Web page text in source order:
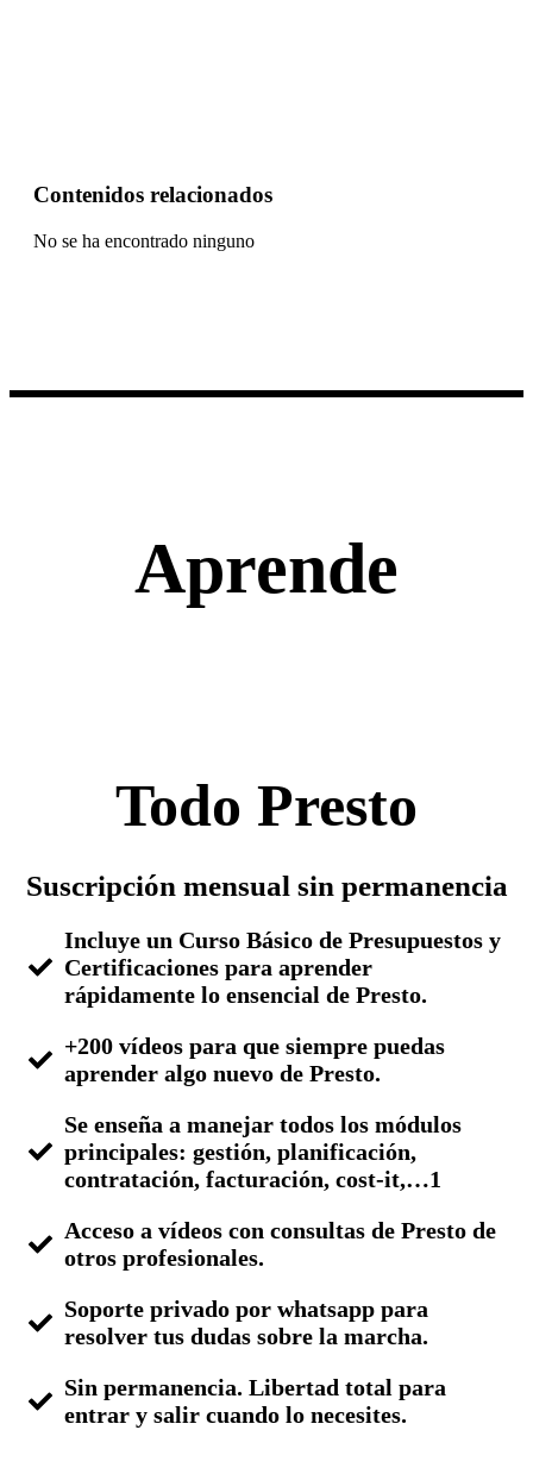
Contenidos relacionados
No se ha encontrado ninguno
Aprende
Todo Presto
Suscripción mensual sin permanencia
Incluye un Curso Básico de Presupuestos y
Certificaciones para aprender
rápidamente lo ensencial de Presto.
+200 vídeos para que siempre puedas
aprender algo nuevo de Presto.
Se enseña a manejar todos los módulos
principales: gestión, planificación,
contratación, facturación, cost-it,…1
Acceso a vídeos con consultas de Presto de
otros profesionales.
Soporte privado por whatsapp para
resolver tus dudas sobre la marcha.
Sin permanencia. Libertad total para
entrar y salir cuando lo necesites.